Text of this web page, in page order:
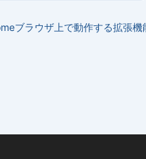
ブラウザ上で動作する拡張